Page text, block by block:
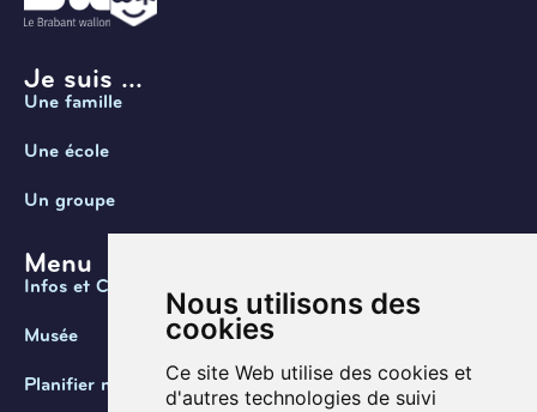
Nous utilisons des
cookies
Ce site Web utilise des cookies et
d'autres technologies de suivi
Je suis ...
Une famille
Une école
Un groupe
Menu
Infos et Contact
Musée
Planifier ma visite